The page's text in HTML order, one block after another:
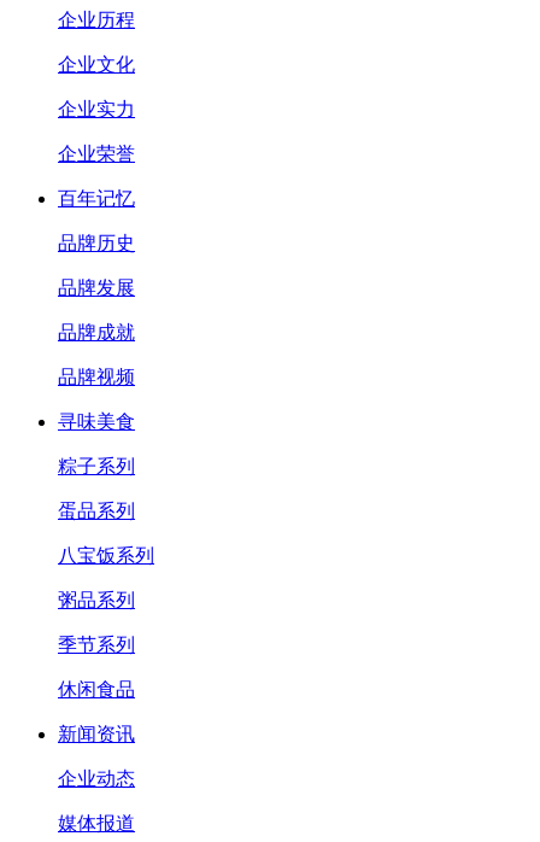
企业历程
企业文化
企业实力
企业荣誉
百年记忆
品牌历史
品牌发展
品牌成就
品牌视频
寻味美食
粽子系列
蛋品系列
八宝饭系列
粥品系列
季节系列
休闲食品
新闻资讯
企业动态
媒体报道